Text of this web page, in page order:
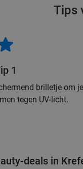
Tips
1
brilletje om je
tegen UV-licht.
deals in